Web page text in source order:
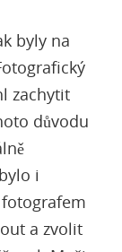
byly na
zachytit
důvodu
i
fotografem
a zvolit